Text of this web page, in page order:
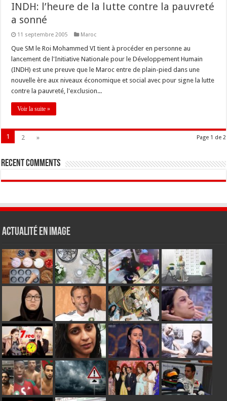
INDH: l’heure de la lutte contre la pauvreté
a sonné
11 septembre 2005 Maroc
Que SM le Roi Mohammed VI tient à procéder en personne au
lancement de l'Initiative Nationale pour le Développement Humain
(INDH) est une preuve que le Maroc entre de plain-pied dans une
nouvelle ère aux niveaux économique et social avec pour signe la lutte
contre la pauvreté, l'exclusion...
Voir la suite »
Page 1 de 2
1 2 »
Recent Comments
Actualité en Image